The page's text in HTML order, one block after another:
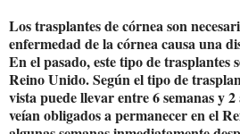
Los trasplantes de córnea son
enfermedad de la córnea causa una
En el pasado, este tipo de trasplantes
Reino Unido. Según el tipo de
vista puede llevar entre 6 semanas y 2
veían obligados a permanecer en el